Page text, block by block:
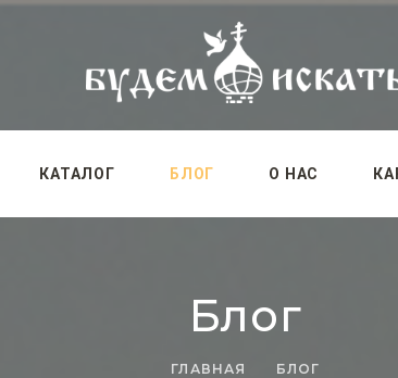
КАТАЛОГ БЛОГ О НАС
Блог
ГЛАВНАЯ
БЛОГ